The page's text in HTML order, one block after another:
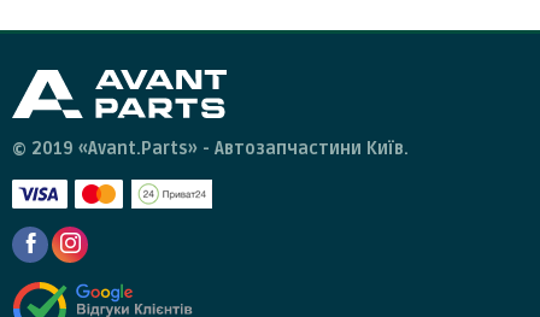
© 2019 «Avant.Parts» - Автозапчастини Київ.